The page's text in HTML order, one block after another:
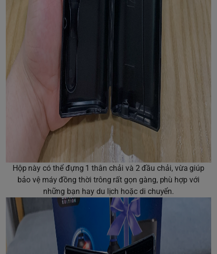
Hộp này có thể đựng 1 thân chải và 2 đầu chải, vừa giúp
bảo vệ máy đồng thời trông rất gọn gàng, phù hợp với
những bạn hay du lịch hoặc di chuyển.